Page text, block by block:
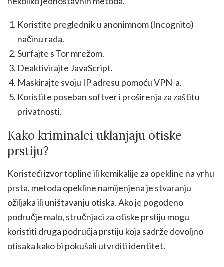
Koristite preglednik u anonimnom (Incognito)
načinu rada.
Surfajte s Tor mrežom.
Deaktivirajte JavaScript.
Maskirajte svoju IP adresu pomoću VPN-a.
Koristite poseban softver i proširenja za zaštitu
privatnosti.
Kako kriminalci uklanjaju otiske
prstiju?
Koristeći izvor topline ili kemikalije za opekline na vrhu
prsta, metoda opekline namijenjena je stvaranju
ožiljaka ili uništavanju otiska. Ako je pogođeno
područje malo, stručnjaci za otiske prstiju mogu
koristiti druga područja prstiju koja sadrže dovoljno
otisaka kako bi pokušali utvrditi identitet.